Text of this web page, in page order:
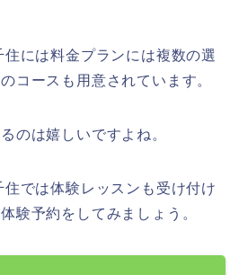
には料金プランには複数の選
コースも用意されています。
のは嬉しいですよね。
では体験レッスンも受け付け
験予約をしてみましょう。